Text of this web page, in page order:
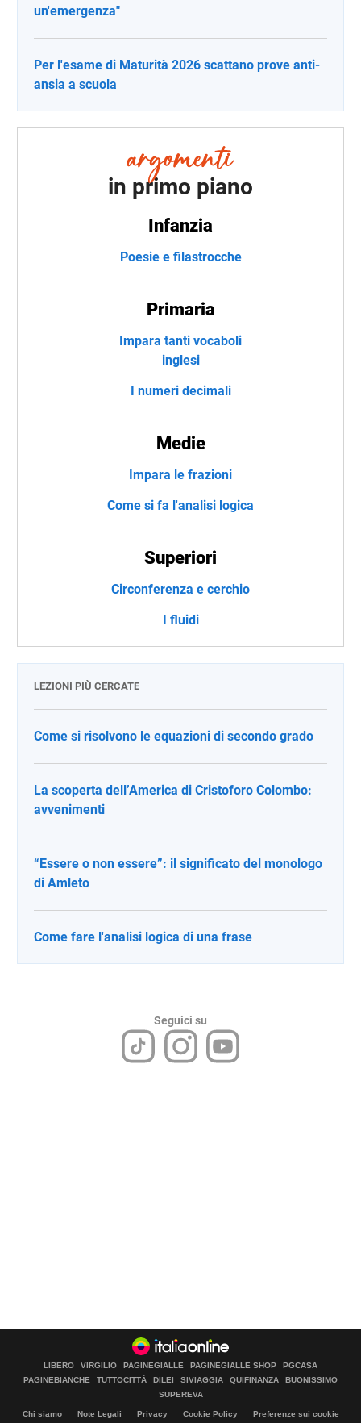
un'emergenza"
Per l'esame di Maturità 2026 scattano prove anti-
ansia a scuola
in primo piano
Infanzia
Poesie e filastrocche
Primaria
Impara tanti vocaboli
inglesi
I numeri decimali
Medie
Impara le frazioni
Come si fa l'analisi logica
Superiori
Circonferenza e cerchio
I fluidi
LEZIONI PIÙ CERCATE
Come si risolvono le equazioni di secondo grado
La scoperta dell’America di Cristoforo Colombo:
avvenimenti
“Essere o non essere”: il significato del monologo
di Amleto
Come fare l'analisi logica di una frase
Seguici su
LIBERO VIRGILIO PAGINEGIALLE PAGINEGIALLE SHOP
PGCASA
PAGINEBIANCHE
TUTTOCITTÀ DILEI SIVIAGGIA QUIFINANZA
BUONISSIMO
SUPEREVA
Chi siamo Note Legali Privacy Cookie Policy
Preferenze sui cookie